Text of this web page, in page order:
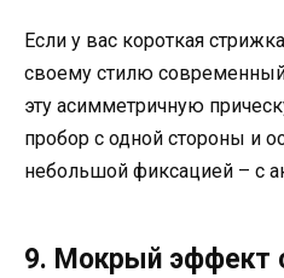
Если у вас короткая
своему стилю
эту асимметричную
пробор с одной стороны и
небольшой фиксацией – с
9. Мокрый эффект